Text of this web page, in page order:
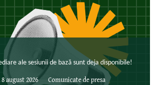
ale sesiunii de bază sunt deja disponibile!
august 2026 Comunicate de presa